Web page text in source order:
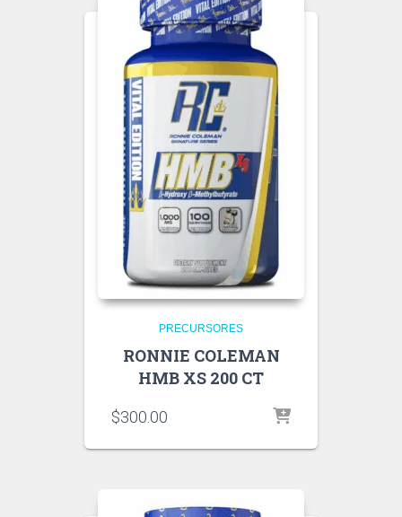
PRECURSORES
RONNIE COLEMAN
HMB XS 200 CT
$300.00